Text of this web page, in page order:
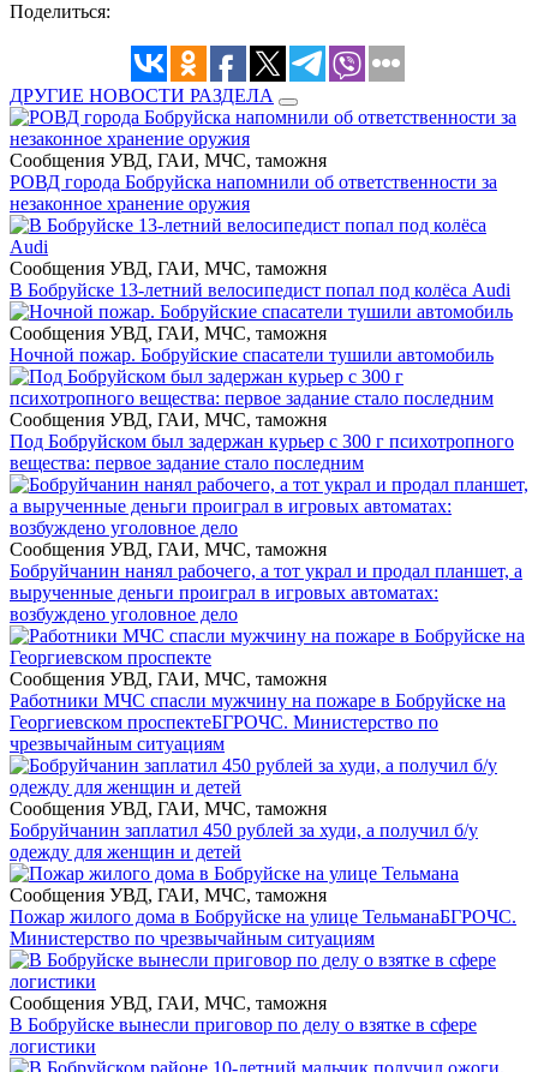
Поделиться:
ДРУГИЕ НОВОСТИ РАЗДЕЛА
Сообщения УВД, ГАИ, МЧС, таможня
РОВД города Бобруйска напомнили об ответственности за
незаконное хранение оружия
Сообщения УВД, ГАИ, МЧС, таможня
В Бобруйске 13-летний велосипедист попал под колёса Audi
Сообщения УВД, ГАИ, МЧС, таможня
Ночной пожар. Бобруйские спасатели тушили автомобиль
Сообщения УВД, ГАИ, МЧС, таможня
Под Бобруйском был задержан курьер с 300 г психотропного
вещества: первое задание стало последним
Сообщения УВД, ГАИ, МЧС, таможня
Бобруйчанин нанял рабочего, а тот украл и продал планшет, а
вырученные деньги проиграл в игровых автоматах:
возбуждено уголовное дело
Сообщения УВД, ГАИ, МЧС, таможня
Работники МЧС спасли мужчину на пожаре в Бобруйске на
Георгиевском проспектеБГРОЧС. Министерство по
чрезвычайным ситуациям
Сообщения УВД, ГАИ, МЧС, таможня
Бобруйчанин заплатил 450 рублей за худи, а получил б/у
одежду для женщин и детей
Сообщения УВД, ГАИ, МЧС, таможня
Пожар жилого дома в Бобруйске на улице ТельманаБГРОЧС.
Министерство по чрезвычайным ситуациям
Сообщения УВД, ГАИ, МЧС, таможня
В Бобруйске вынесли приговор по делу о взятке в сфере
логистики